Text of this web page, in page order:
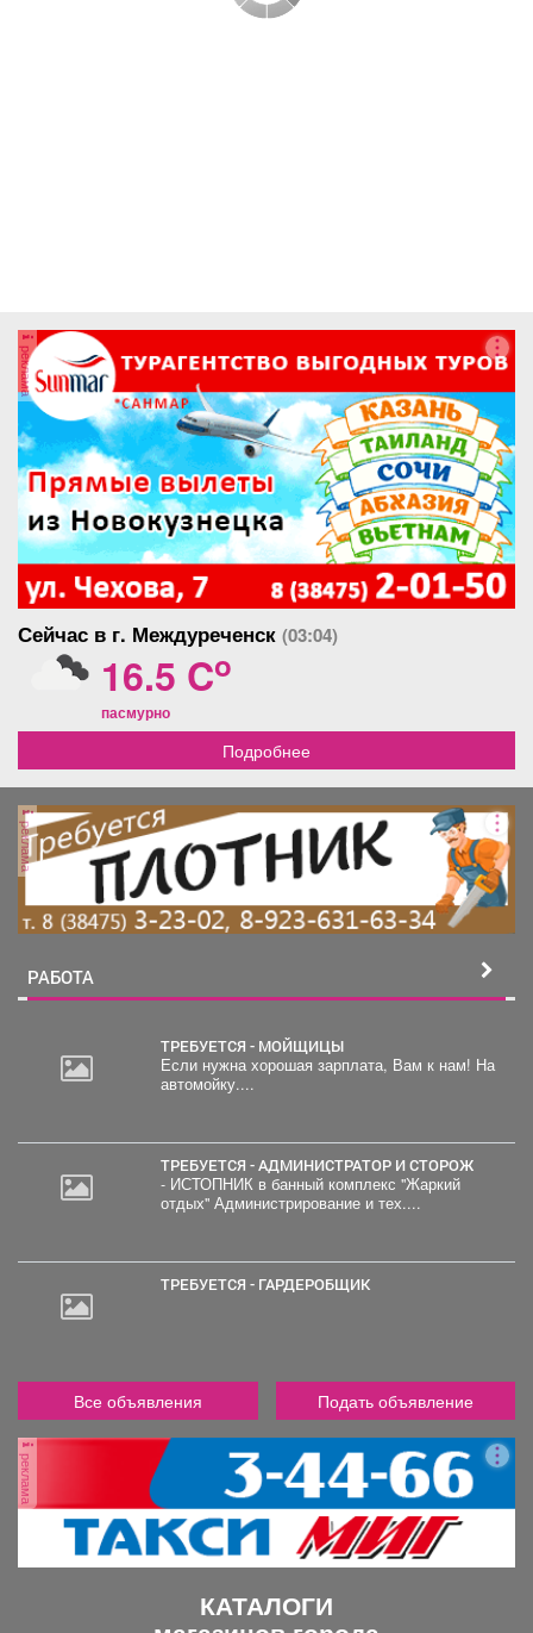
реклама
Сейчас в г. Междуреченск (03:04)
16.5 Co
пасмурно
Подробнее
реклама
РАБОТА
ТРЕБУЕТСЯ - МОЙЩИЦЫ
Если нужна хорошая зарплата, Вам к нам! На
автомойку....
ТРЕБУЕТСЯ - АДМИНИСТРАТОР И СТОРОЖ
- ИСТОПНИК в банный комплекс "Жаркий
отдых" Администрирование и тех....
ТРЕБУЕТСЯ - ГАРДЕРОБЩИК
Все объявления Подать объявление
реклама
КАТАЛОГИ